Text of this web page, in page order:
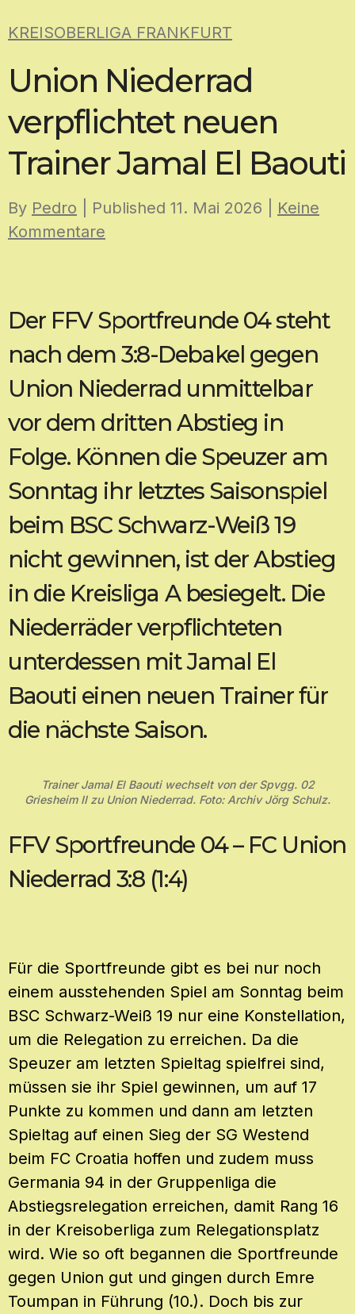
toKREISOBERLIGA FRANKFURT
Union Niederrad
verpflichtet neuen
Trainer Jamal El Baouti
By Pedro | Published 11. Mai 2026
Keine
Kommentare
Der FFV Sportfreunde 04 steht
nach dem 3:8-Debakel gegen
Union Niederrad unmittelbar
vor dem dritten Abstieg in
Folge. Können die Speuzer am
Sonntag ihr letztes Saisonspiel
beim BSC Schwarz-Weiß 19
nicht gewinnen, ist der Abstieg
in die Kreisliga A besiegelt. Die
Niederräder verpflichteten
unterdessen mit Jamal El
Baouti einen neuen Trainer für
die nächste Saison.
Trainer Jamal El Baouti wechselt von der Spvgg. 02
Griesheim II zu Union Niederrad. Foto: Archiv Jörg Schulz.
FFV Sportfreunde 04 – FC Union
Niederrad 3:8 (1:4)
Für die Sportfreunde gibt es bei nur noch
einem ausstehenden Spiel am Sonntag beim
BSC Schwarz-Weiß 19 nur eine Konstellation,
um die Relegation zu erreichen. Da die
Speuzer am letzten Spieltag spielfrei sind,
müssen sie ihr Spiel gewinnen, um auf 17
Punkte zu kommen und dann am letzten
Spieltag auf einen Sieg der SG Westend
beim FC Croatia hoffen und zudem muss
Germania 94 in der Gruppenliga die
Abstiegsrelegation erreichen, damit Rang 16
in der Kreisoberliga zum Relegationsplatz
wird. Wie so oft begannen die Sportfreunde
gegen Union gut und gingen durch Emre
Toumpan in Führung (10.). Doch bis zur